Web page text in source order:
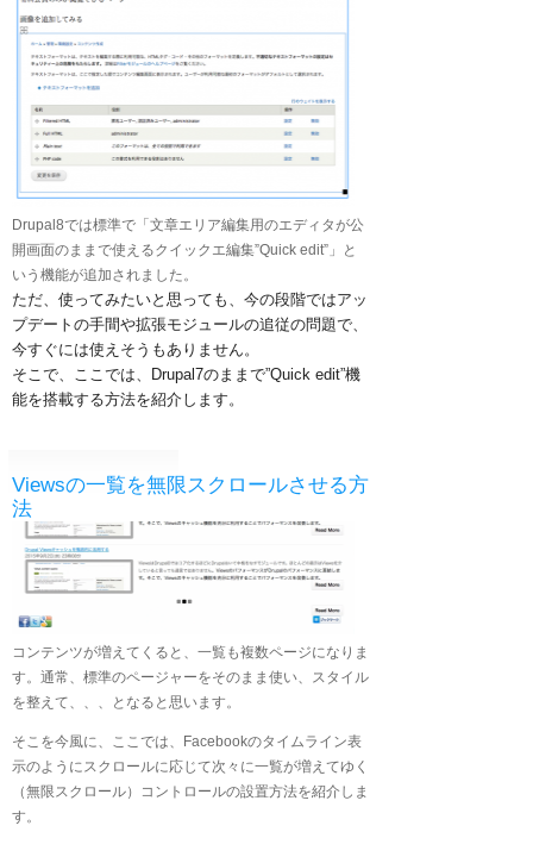
Drupal8では標準で「文章エリア編集用のエディタが公
開画面のままで使えるクイックエ編集”Quick edit”」と
いう機能が追加されました。
ただ、使ってみたいと思っても、今の段階ではアッ
プデートの手間や拡張モジュールの追従の問題で、
今すぐには使えそうもありません。
そこで、ここでは、Drupal7のままで”Quick edit”機
能を搭載する方法を紹介します。
Viewsの一覧を無限スクロールさせる方
法
コンテンツが増えてくると、一覧も複数ページになりま
す。通常、標準のページャーをそのまま使い、スタイル
を整えて、、、となると思います。
そこを今風に、ここでは、Facebookのタイムライン表
示のようにスクロールに応じて次々に一覧が増えてゆく
（無限スクロール）コントロールの設置方法を紹介しま
す。